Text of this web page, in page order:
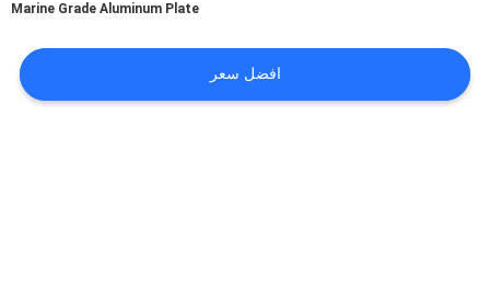
خريطة
الموقع
Marine Grade Aluminum Plate
افضل سعر